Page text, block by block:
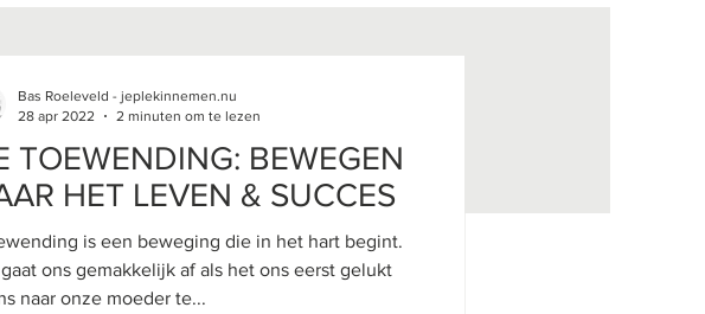
TOEWENDING: BEWEGEN
HET LEVEN & SUCCES
is een beweging die in het hart begint.
is ons naar onze moeder te...
Bas Roeleveld - jeplekinnemen.nu
28 apr 2022
2 minuten om te lezen